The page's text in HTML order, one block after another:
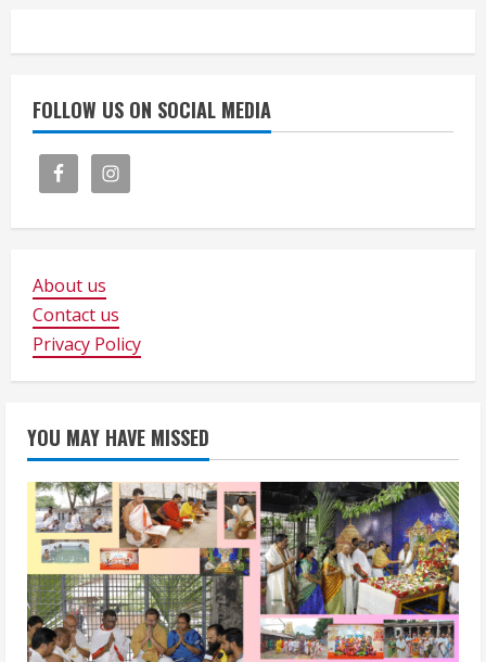
FOLLOW US ON SOCIAL MEDIA
About us
Contact us
Privacy Policy
YOU MAY HAVE MISSED